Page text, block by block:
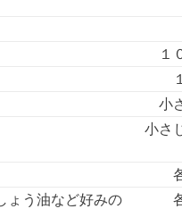
１
小
小さ
ょう油など好みの